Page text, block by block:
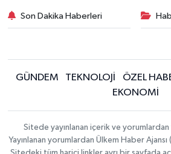
Son Dakika Haberleri
GÜNDEM TEKNOLOJİ ÖZEL
EKONOMİ
Sitede yayınlanan içerik ve yorumlardan
Yayınlanan yorumlardan Ülkem Haber